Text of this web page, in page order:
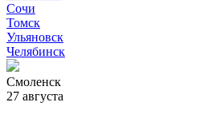
Сочи
Томск
Ульяновск
Челябинск
Смоленск
27 августа